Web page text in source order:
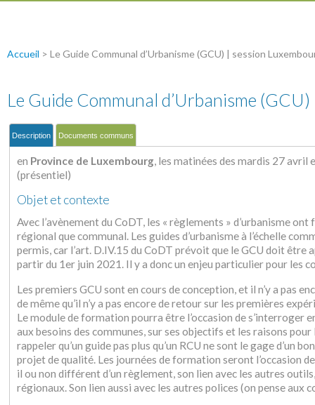
Accueil > Le Guide Communal d’Urbanisme (GCU) | session
Le Guide Communal d’Urbanisme
Description Documents communs
en Province de Luxembourg, les matinées des mardis 27
(présentiel)
Objet et contexte
Avec l’avènement du CoDT, les « règlements » d’urbanisme
régional que communal. Les guides d’urbanisme à l’échelle
permis, car l’art. D.IV.15 du CoDT prévoit que le GCU doit
partir du 1er juin 2021. Il y a donc un enjeu particulier pour les
Les premiers GCU sont en cours de conception, et il n’y a pas
de même qu’il n’y a pas encore de retour sur les premières
Le module de formation pourra être l’occasion de s’interroger
aux besoins des communes, sur ses objectifs et les raisons
rappeler qu’un guide pas plus qu’un RCU ne sont le gage d’un
projet de qualité. Les journées de formation seront l’occasion
il ou non différent d’un règlement, son lien avec les autres
régionaux. Son lien aussi avec les autres polices (on pense aux